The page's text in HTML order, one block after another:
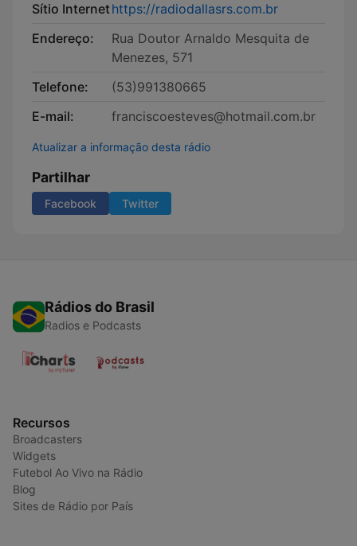
Sítio Internethttps://radiodallasrs.com.br
Endereço:
Rua Doutor Arnaldo Mesquita de
Menezes, 571
Telefone:
(53)991380665
E-mail:
franciscoesteves@hotmail.com.br
Atualizar a informação desta rádio
Partilhar
Facebook Twitter
Rádios do Brasil
Radios e Podcasts
Recursos
Broadcasters
Widgets
Futebol Ao Vivo na Rádio
Blog
Sites de Rádio por País